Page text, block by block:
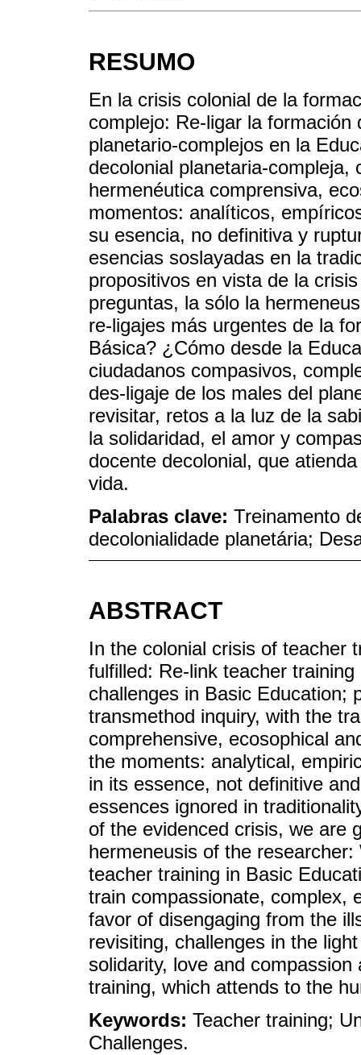
RESUMO
En la crisis colonial de la
complejo: Re-ligar la
planetario-complejos en la
decolonial planetaria-
hermenéutica comprensiva,
momentos: analíticos,
su esencia, no definitiva y
esencias soslayadas en la
propositivos en vista de la
preguntas, la sólo la
re-ligajes más urgentes de la
Básica? ¿Cómo desde la
ciudadanos compasivos,
des-ligaje de los males del
revisitar, retos a la luz de la
la solidaridad, el amor y
docente decolonial, que
vida.
Palabras clave: Treinamento
decolonialidade planetária;
ABSTRACT
In the colonial crisis of teacher
fulfilled: Re-link teacher
challenges in Basic Education;
transmethod inquiry, with the
comprehensive, ecosophical
the moments: analytical,
in its essence, not definitive
essences ignored in
of the evidenced crisis, we are
hermeneusis of the
teacher training in Basic
train compassionate, complex,
favor of disengaging from the
revisiting, challenges in the
solidarity, love and
training, which attends to the
Keywords: Teacher training;
Challenges.